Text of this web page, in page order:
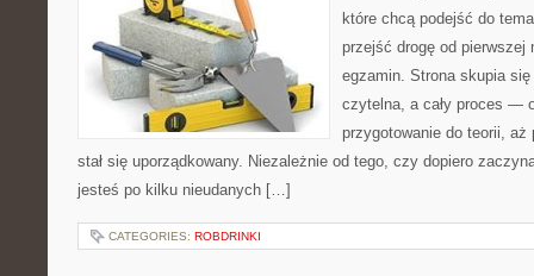
które chcą podejść do
przejść drogę od
egzamin. Strona skupia
czytelna, a cały proces —
przygotowanie do teorii,
stał się uporządkowany. Niezależnie od tego, czy dopiero
jesteś po kilku nieudanych […]
CATEGORIES: ROBDRINKI